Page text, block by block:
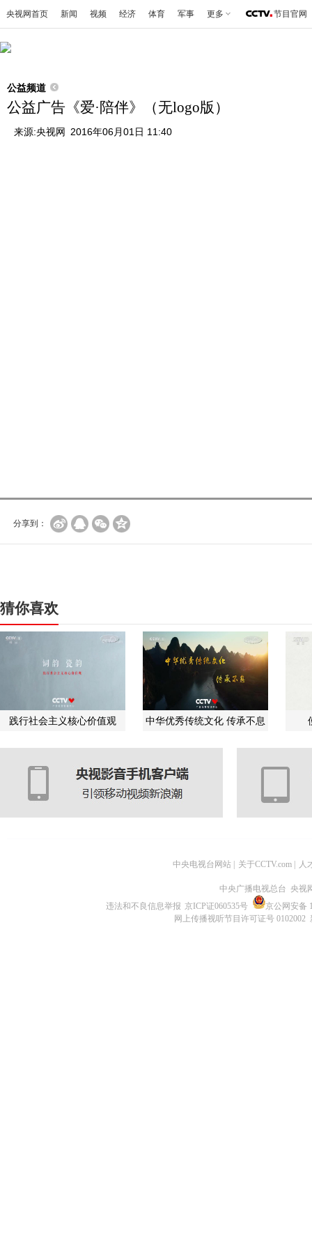
央视网首页 新闻 视频 经济 体育 军事 更多 节目官网
公益频道
公益广告《爱·陪伴》（无logo版）
来源:央视网 2016年06月01日 11:40
分享到：
猜你喜欢
践行社会主义核心价值观 中华优秀传统文化 传承不息
中央电视台网站 关于CCTV.com 人
中央广播电视总台 央视
违法和不良信息举报 京ICP证060535号
京公网安备
网上传播视听节目许可证号 0102002